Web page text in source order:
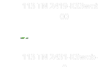
113 TN 2419-
00
113 TN 2431-